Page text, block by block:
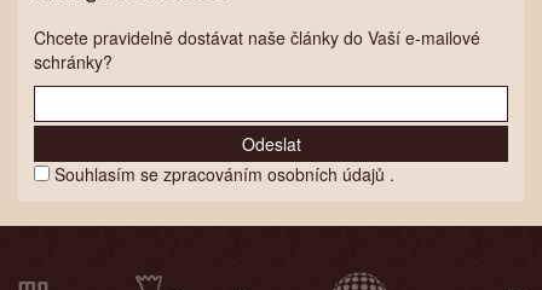
Chcete pravidelně dostávat naše články do Vaší e-mailové
schránky?
Souhlasím se zpracováním osobních údajů .